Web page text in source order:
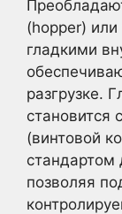
(hopper) или
гладкими
разгрузке.
становится
(винтовой
стандартом
позволяя